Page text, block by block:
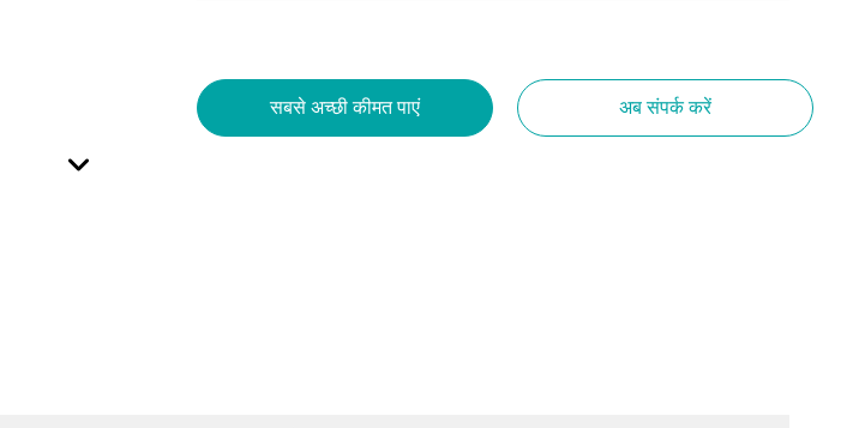
सबसे अच्छी कीमत पाएं अब संपर्क करें